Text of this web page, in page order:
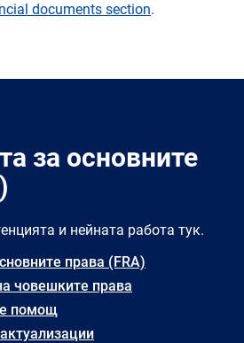
documents section.
за основните
и нейната работа тук.
права (FRA)
човешките права
помощ